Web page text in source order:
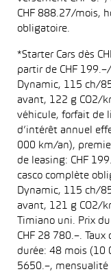
CHF 888.27/mois,
obligatoire.
*Starter Cars dès
partir de CHF
Dynamic, 115 ch/
avant, 122 g CO2/
véhicule, forfait de
d’intérêt annuel
000 km/an),
de leasing: CHF
casco complète
Dynamic, 115 ch/
avant, 121 g CO2/
Timiano uni. Prix
CHF 28 780.–.
durée: 48 mois (10
5650.–, mensualité